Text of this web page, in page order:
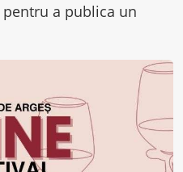
pentru a publica un